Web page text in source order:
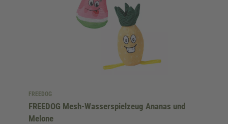
FREEDOG
FREEDOG Mesh-Wasserspielzeug Ananas und
Melone